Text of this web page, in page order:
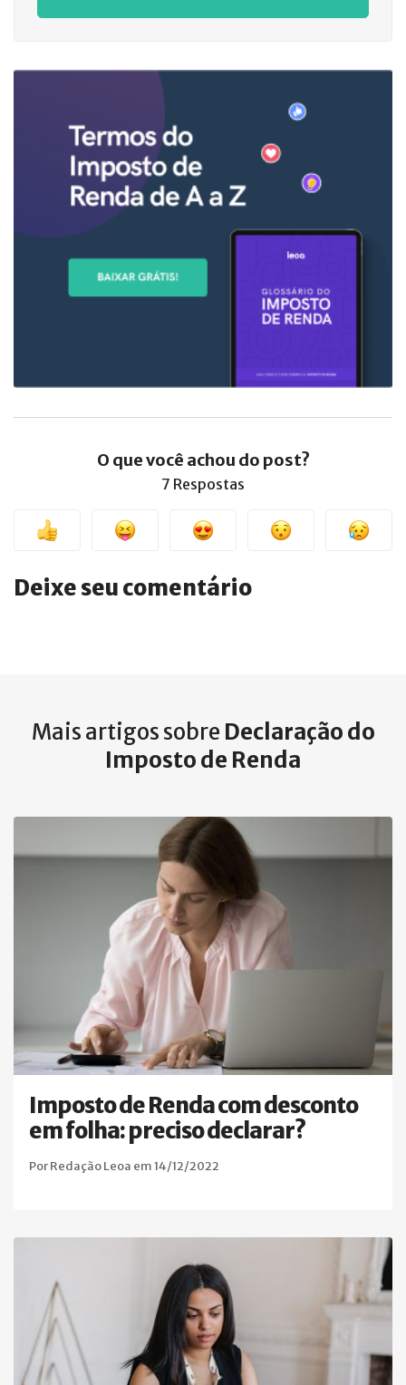
O que você achou do post?
7 Respostas
Deixe seu comentário
Mais artigos sobre Declaração do
Imposto de Renda
Imposto de Renda com desconto
em folha: preciso declarar?
Por Redação Leoa em 14/12/2022